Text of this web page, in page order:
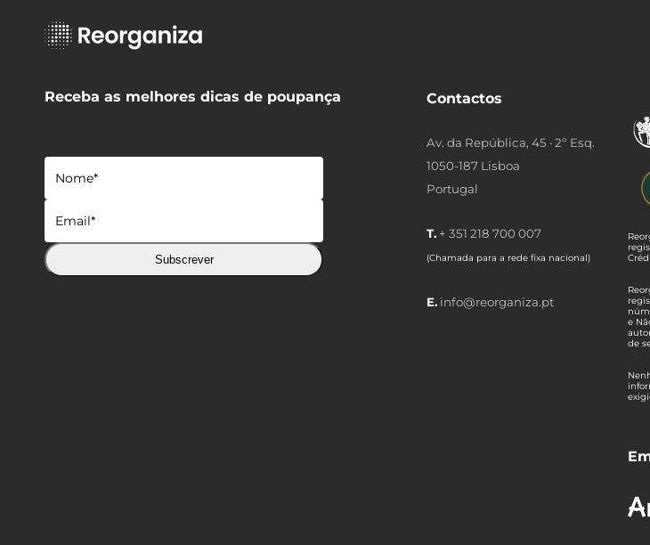
Receba as melhores dicas de poupança
Subscrever
Contactos
Av. da República, 45 · 2º Esq.
1050-187 Lisboa
Portugal
T. + 351 218 700 007
(Chamada para a rede fixa nacional)
E. info@reorganiza.pt
e
de